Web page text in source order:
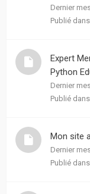
Dernier
Publié dans
Expert
Python
Dernier
Publié dans
Mon site
Dernier
Publié dans